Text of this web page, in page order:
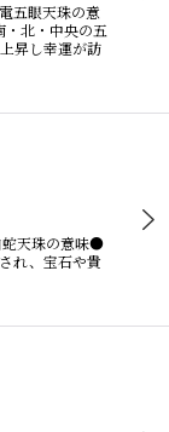
五眼天珠の意
北・中央の五
昇し幸運が訪
天珠の意味●
れ、宝石や貴